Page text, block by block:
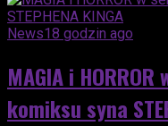
News18 godzin ago
MAGIA i
komiksu syna